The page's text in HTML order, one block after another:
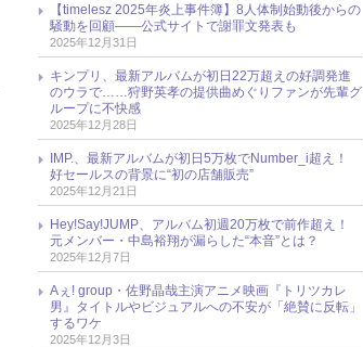
【timelesz 2025年炎上事件簿】8人体制始動後からの
騒動を回顧――公式サイトで謝罪文発表も
2025年12月31日
キンプリ、最新アルバムが初日22万超えの好調発進
のウラで……狩野英孝の提供曲めぐりファンが先輩グ
ループに不快感
2025年12月28日
IMP.、最新アルバムが初日5万枚でNumber_i超え！
好セールスの背景に“初の店舗販売”
2025年12月21日
Hey!Say!JUMP、アルバム初週20万枚で前作超え！
元メンバー・中島裕翔が漏らした“本音”とは？
2025年12月7日
Aぇ! group・佐野晶哉主演アニメ映画『トリツカレ
男』タイトルやビジュアルへの不安が「絶賛に反転」
するワケ
2025年12月3日